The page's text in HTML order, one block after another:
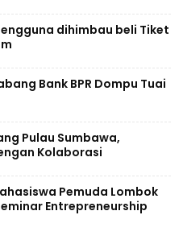
dihimbau beli Tiket
Bank BPR Dompu Tuai
Pulau Sumbawa,
Kolaborasi
Pemuda Lombok
Entrepreneurship